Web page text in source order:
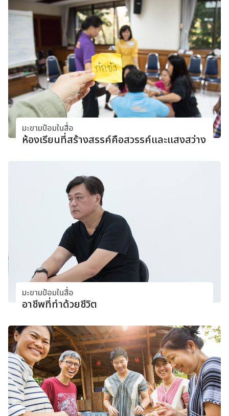
มะขามป้อมในสื่อ
ห้องเรียนที่สร้างสรรค์คือสวรรค์และแสงสว่าง
มะขามป้อมในสื่อ
อาชีพที่ทำด้วยชีวิต